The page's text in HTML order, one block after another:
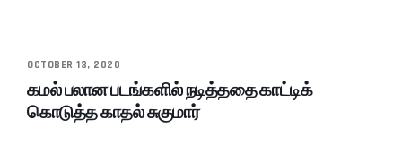
OCTOBER 13, 2020
கமல் பலான படங்களில் நடித்ததை காட்டிக்
கொடுத்த காதல் சுகுமார்